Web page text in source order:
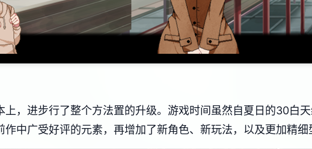
上，进步行了整个方法置的升级。游戏时间虽然自夏日的30白
中广受好评的元素，再增加了​​新角色、新玩法​​，以及更加精细